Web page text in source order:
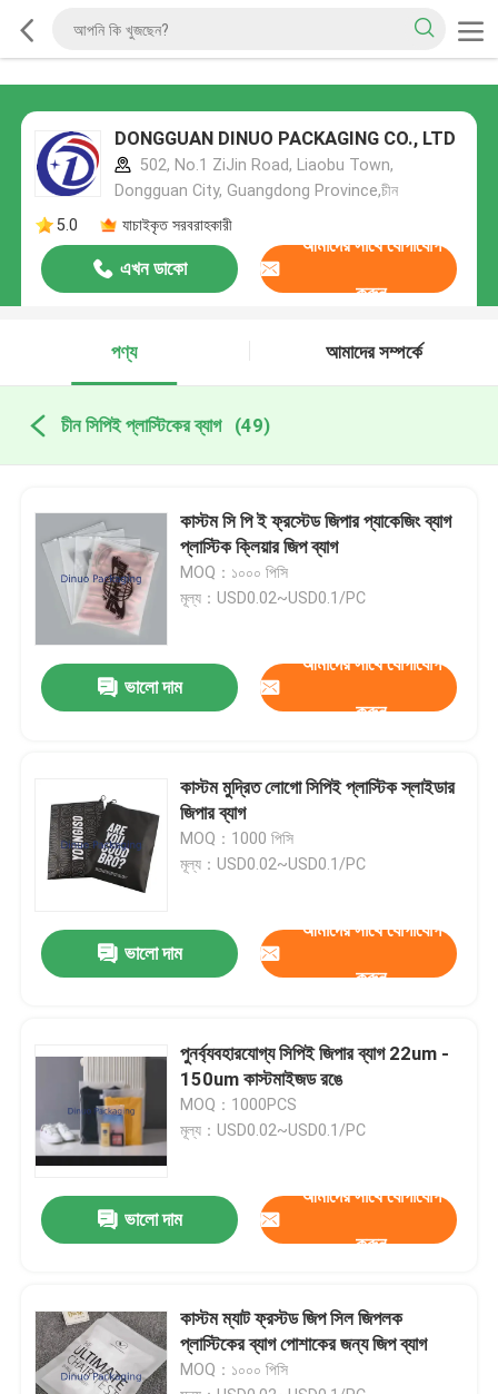
DONGGUAN DINUO PACKAGING CO., LTD
502, No.1 ZiJin Road, Liaobu Town,
Dongguan City, Guangdong Province,চীন
5.0
যাচাইকৃত সরবরাহকারী
এখন ডাকো
আমাদের সাথে যোগাযোগ
করুন
পণ্য আমাদের সম্পর্কে
চীন সিপিই প্লাস্টিকের ব্যাগ (49)
কাস্টম সি পি ই ফ্রস্টেড জিপার প্যাকেজিং ব্যাগ
প্লাস্টিক ক্লিয়ার জিপ ব্যাগ
MOQ：১০০০ পিসি
মূল্য：USD0.02~USD0.1/PC
ভালো দাম
আমাদের সাথে যোগাযোগ
করুন
কাস্টম মুদ্রিত লোগো সিপিই প্লাস্টিক স্লাইডার
জিপার ব্যাগ
MOQ：1000 পিসি
মূল্য：USD0.02~USD0.1/PC
ভালো দাম
আমাদের সাথে যোগাযোগ
করুন
পুনর্ব্যবহারযোগ্য সিপিই জিপার ব্যাগ 22um -
150um কাস্টমাইজড রঙে
MOQ：1000PCS
মূল্য：USD0.02~USD0.1/PC
ভালো দাম
আমাদের সাথে যোগাযোগ
করুন
কাস্টম ম্যাট ফ্রস্টড জিপ সিল জিপলক
প্লাস্টিকের ব্যাগ পোশাকের জন্য জিপ ব্যাগ
MOQ：১০০০ পিসি